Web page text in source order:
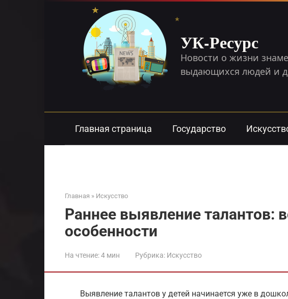
УК-Ресурс
Новости о жизни
выдающихся людей и
Главная страница Государство
Главная » Искусство
Раннее выявление талантов:
особенности
На чтение:4 мин Рубрика: Искусство
Выявление талантов у детей начинается уже в